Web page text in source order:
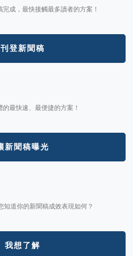
成，最快接觸最多讀者的方案！
刊登新聞稿
最快速、最便捷的方案！
新聞稿曝光
道你的新聞稿成效表現如何？
我想了解